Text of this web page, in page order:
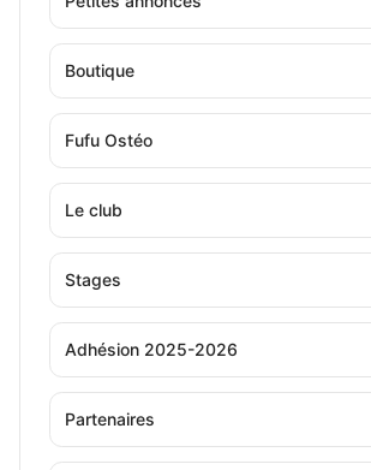
Boutique
Fufu Ostéo
Le club
Stages
Adhésion 2025-2026
Partenaires